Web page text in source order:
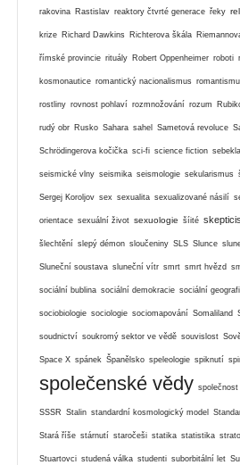
rakovina Rastislav reaktory čtvrté generace řeky
krize Richard Dawkins Richterova škála
římské provincie rituály Robert Oppenheimer roboti
kosmonautice romantický nacionalismus
rostliny rovnost pohlaví rozmnožování rozum
rudý obr Rusko Sahara sahel Sametová revoluce
Schrödingerova kočička sci-fi science fiction
seismické vlny seismika seismologie sekularismus
Sergej Koroljov sex sexualita sexualizované násilí
orientace sexuální život sexuologie šíité
šlechtění slepý démon sloučeniny SLS Slunce
Sluneční soustava sluneční vítr smrt smrt hvězd
sociální bublina sociální demokracie sociální
sociobiologie sociologie sociomapování Somaliland
soudnictví soukromý sektor ve vědě souvislost
Space X spánek Španělsko speleologie spiknutí
společenské vědy společnost
SSSR Stalin standardní kosmologický model
Stará říše stárnutí staročeši statika statistika
Stuartovci studená válka studenti suborbitální let